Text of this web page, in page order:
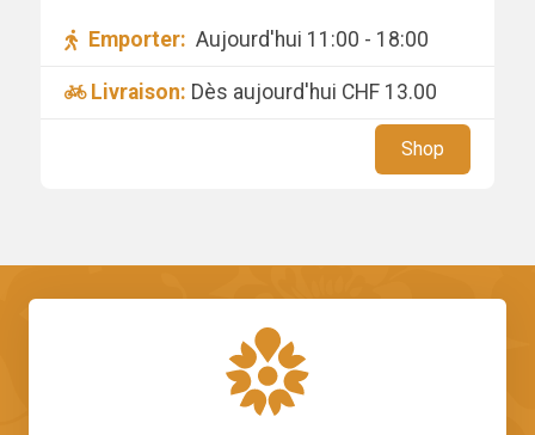
Emporter: Aujourd'hui 11:00 - 18:00
Livraison: Dès aujourd'hui CHF 13.00
Shop